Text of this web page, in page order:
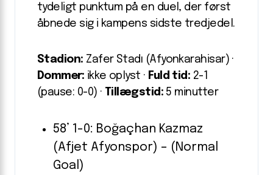
tydeligt punktum på en duel, der først
åbnede sig i kampens sidste tredjedel.
Stadion: Zafer Stadı (Afyonkarahisar) ·
Dommer: ikke oplyst · Fuld tid: 2-1
(pause: 0-0) · Tillægstid:5 minutter
58’ 1-0: Boğaçhan Kazmaz
(Afjet Afyonspor) – (Normal
Goal)